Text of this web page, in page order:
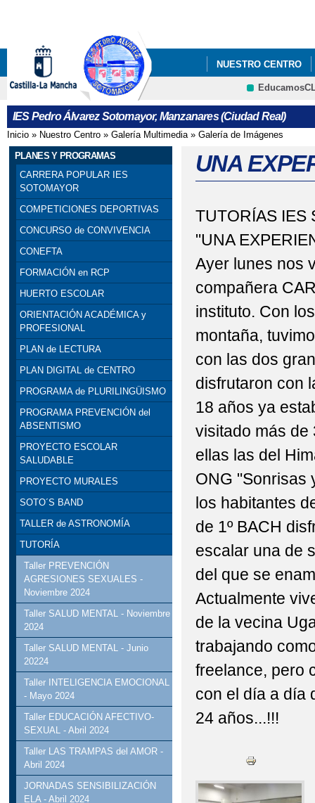
NUESTRO CENTRO
INFÓRMATE
IES Pedro Álvarez Sotomayor, Manzanares (Ciudad Real)
Se encuentra usted aquí
Inicio » Nuestro Centro » Galería Multimedia» Galería de Imágenes
PLANES Y PROGRAMAS
CARRERA POPULAR IES
SOTOMAYOR
COMPETICIONES DEPORTIVAS
CONCURSO de CONVIVENCIA
CONEFTA
FORMACIÓN en RCP
HUERTO ESCOLAR
ORIENTACIÓN ACADÉMICA y
PROFESIONAL
PLAN de LECTURA
PLAN DIGITAL de CENTRO
PROGRAMA de PLURILINGÜISMO
PROGRAMA PREVENCIÓN del
ABSENTISMO
PROYECTO ESCOLAR
SALUDABLE
PROYECTO MURALES
SOTO´S BAND
TALLER de ASTRONOMÍA
TUTORÍA
Taller PREVENCIÓN
AGRESIONES SEXUALES -
Noviembre 2024
Taller SALUD MENTAL - Noviembre
2024
Taller SALUD MENTAL - Junio
20224
Taller INTELIGENCIA EMOCIONAL
- Mayo 2024
Taller EDUCACIÓN AFECTIVO-
SEXUAL - Abril 2024
Taller LAS TRAMPAS del AMOR -
Abril 2024
JORNADAS SENSIBILIZACIÓN
ELA - Abril 2024
UNA
TUTORÍAS IES
"UNA
Ayer lunes nos
compañera
instituto. Con
montaña,
con las dos
disfrutaron con
18 años ya
visitado más de
ellas las del
ONG "Sonrisas
los habitantes
de 1º BACH
escalar una de
del que se
Actualmente
de la vecina
trabajando
freelance, pero
con el día a día
24 años...!!!